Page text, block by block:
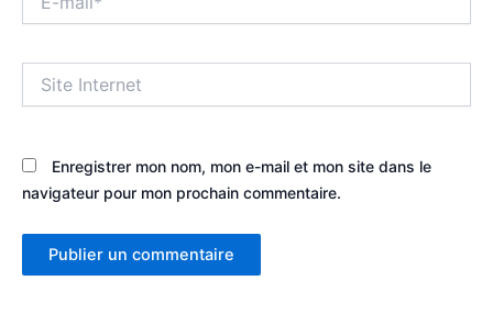
mail*
Internet
Enregistrer mon nom, mon e-mail et mon site dans le
navigateur pour mon prochain commentaire.